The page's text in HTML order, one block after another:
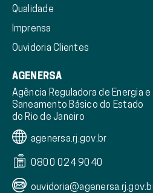
Qualidade
Imprensa
Ouvidoria Clientes
AGENERSA
Agência Reguladora de Energia e
Saneamento Básico do Estado
do Rio de Janeiro
agenersa.rj.gov.br
0800 024 9040